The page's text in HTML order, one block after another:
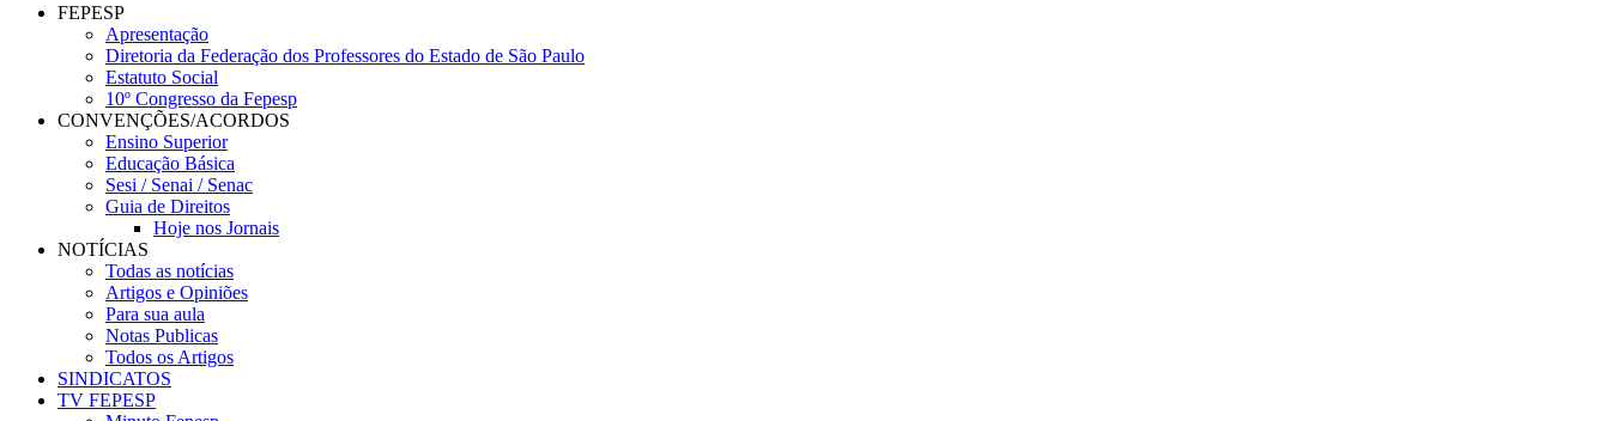
FEPESP
Apresentação
Diretoria da Federação dos Professores do Estado de São Paulo
Estatuto Social
10º Congresso da Fepesp
CONVENÇÕES/ACORDOS
Ensino Superior
Educação Básica
Sesi / Senai / Senac
Guia de Direitos
Hoje nos Jornais
NOTÍCIAS
Todas as notícias
Artigos e Opiniões
Para sua aula
Notas Publicas
Todos os Artigos
SINDICATOS
TV FEPESP